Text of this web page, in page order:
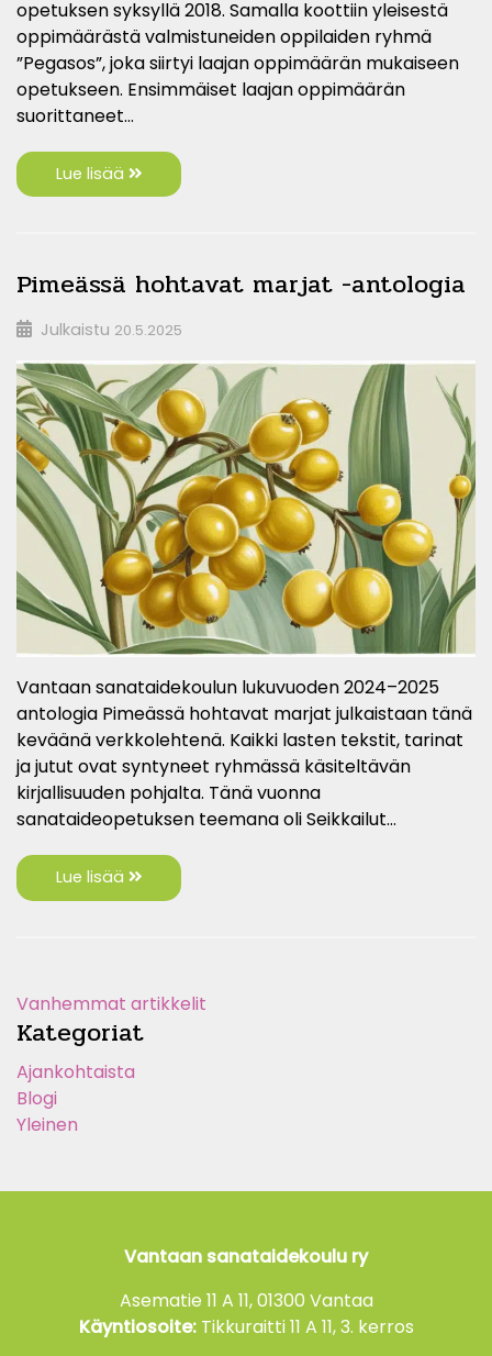
opetuksen syksyllä 2018. Samalla koottiin yleisestä
oppimäärästä valmistuneiden oppilaiden ryhmä
”Pegasos”, joka siirtyi laajan oppimäärän mukaiseen
opetukseen. Ensimmäiset laajan oppimäärän
suorittaneet…
Lue lisää
Pimeässä hohtavat marjat -antologia
Julkaistu 20.5.2025
Vantaan sanataidekoulun lukuvuoden 2024–2025
antologia Pimeässä hohtavat marjat julkaistaan tänä
keväänä verkkolehtenä. Kaikki lasten tekstit, tarinat
ja jutut ovat syntyneet ryhmässä käsiteltävän
kirjallisuuden pohjalta. Tänä vuonna
sanataideopetuksen teemana oli Seikkailut…
Lue lisää
Vanhemmat artikkelit
Kategoriat
Ajankohtaista
Blogi
Yleinen
Vantaan sanataidekoulu ry
Asematie 11 A 11, 01300 Vantaa
Käyntiosoite:Tikkuraitti 11 A 11, 3. kerros